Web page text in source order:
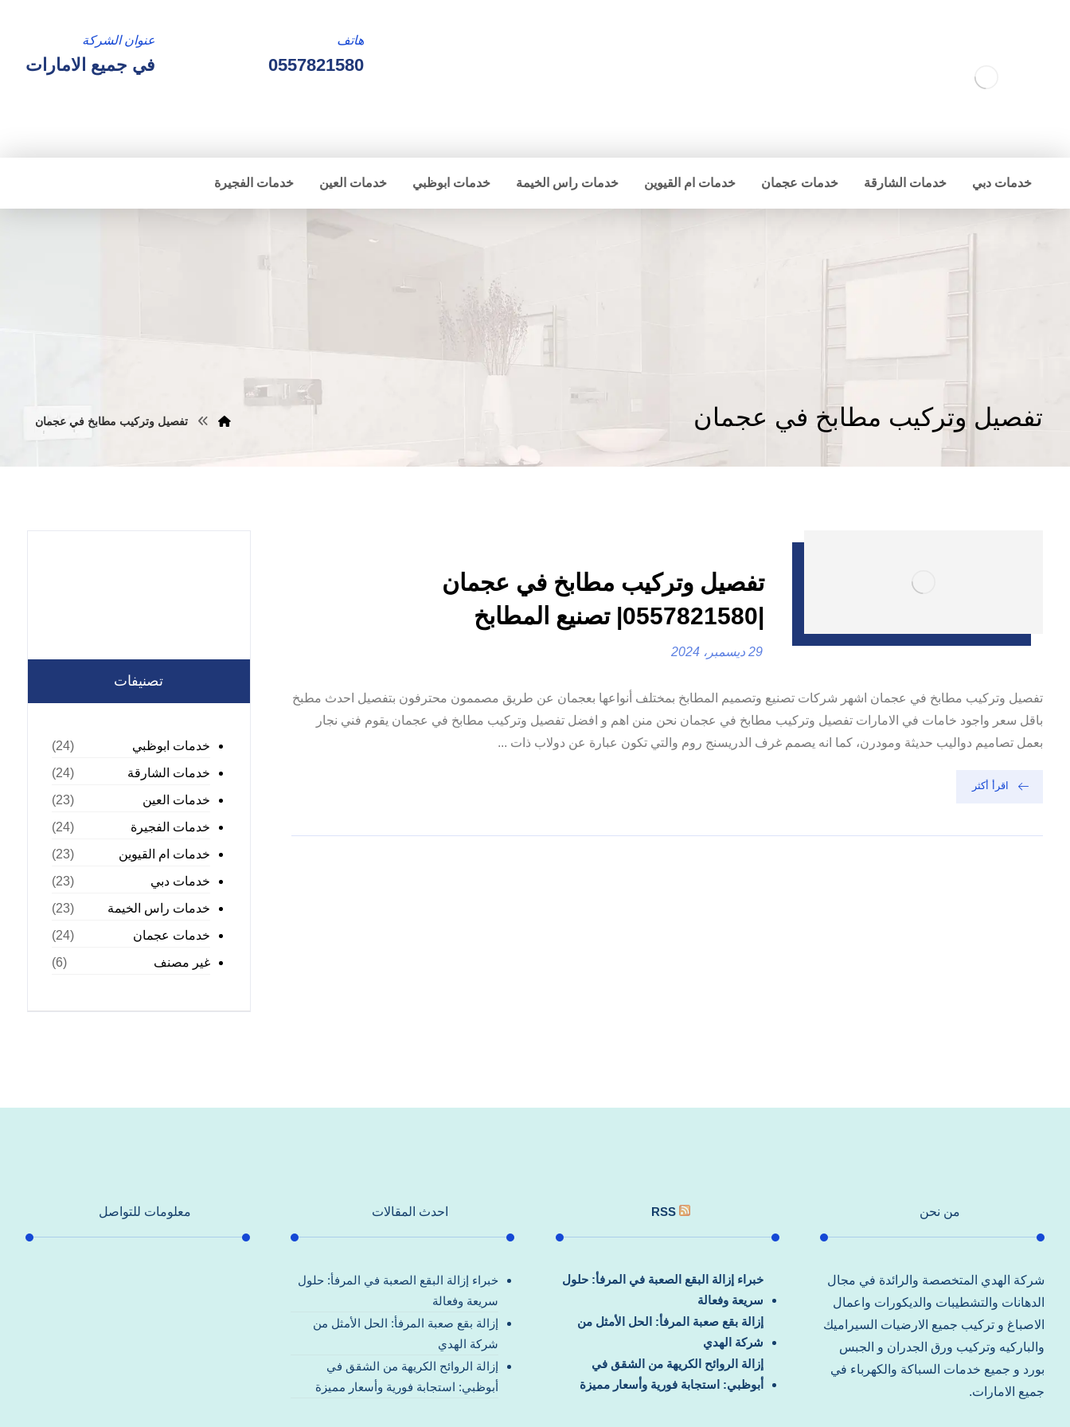
عنوان الشركة
في جميع الامارات
هاتف
0557821580
خدمات دبي خدمات الشارقة خدمات عجمان خدمات ام القيوين خدمات راس الخيمة خدمات ابوظبي خدمات العين خدمات الفجيرة
تفصيل وتركيب مطابخ في عجمان تفصيل وتركيب مطابخ في عجمان
تفصيل وتركيب مطابخ في عجمان
|0557821580| تصنيع المطابخ
29 ديسمبر، 2024
تفصيل وتركيب مطابخ في عجمان اشهر شركات تصنيع وتصميم المطابخ بمختلف أنواعها بعجمان عن طريق مصممون محترفون بتفصيل احدث مطبخ
باقل سعر واجود خامات في الامارات تفصيل وتركيب مطابخ في عجمان نحن منن اهم و افضل تفصيل وتركيب مطابخ في عجمان يقوم فني نجار
بعمل تصاميم دواليب حديثة ومودرن، كما انه يصمم غرف الدريسنج روم والتي تكون عبارة عن دولاب ذات ...
اقرأ أكثر
تصنيفات
خدمات ابوظبي
(24)
خدمات الشارقة
(24)
خدمات العين
(23)
خدمات الفجيرة
(24)
خدمات ام القيوين
(23)
خدمات دبي
(23)
خدمات راس الخيمة
(23)
خدمات عجمان
(24)
غير مصنف
(6)
من نحن
شركة الهدي المتخصصة والرائدة في مجال
الدهانات والتشطيبات والديكورات واعمال
الاصباغ و تركيب جميع الارضيات السيراميك
والباركيه وتركيب ورق الجدران و الجبس
بورد و جميع خدمات السباكة والكهرباء في
جميع الامارات.
RSS
خبراء إزالة البقع الصعبة في المرفأ: حلول
سريعة وفعالة
إزالة بقع صعبة المرفأ: الحل الأمثل من
شركة الهدي
إزالة الروائح الكريهة من الشقق في
أبوظبي: استجابة فورية وأسعار مميزة
احدث المقالات
خبراء إزالة البقع الصعبة في المرفأ: حلول
سريعة وفعالة
إزالة بقع صعبة المرفأ: الحل الأمثل من
شركة الهدي
إزالة الروائح الكريهة من الشقق في
أبوظبي: استجابة فورية وأسعار مميزة
معلومات للتواصل